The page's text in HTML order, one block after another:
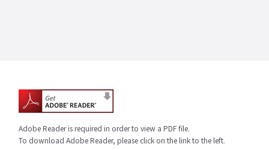
Adobe Reader is required in order to view a PDF file.
To download Adobe Reader, please click on the link to the left.